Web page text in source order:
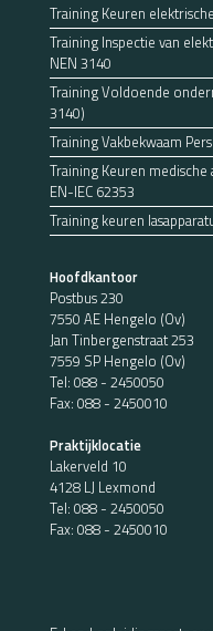
Training Keuren
Training Inspectie van
NEN 3140
Training Voldoende
3140)
Training Vakbekwaam
Training Keuren
EN-IEC 62353
Training keuren
Hoofdkantoor
Postbus 230
7550 AE Hengelo (Ov)
Jan Tinbergenstraat 253
7559 SP Hengelo (Ov)
Tel: 088 - 2450050
Fax: 088 - 2450010
Praktijklocatie
Lakerveld 10
4128 LJ Lexmond
Tel: 088 - 2450050
Fax: 088 - 2450010